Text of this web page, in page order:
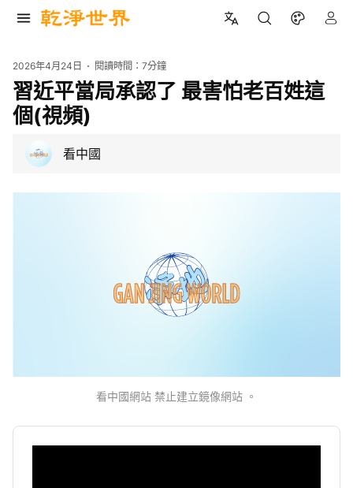
2026年4月24日 閱讀時間：7分鐘
習近平當局承認了 最害怕老百姓這
個(視頻)
看中國
看中國網站 禁止建立鏡像網站 。